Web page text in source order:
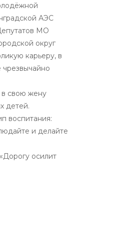
АЭС
МО
округ
карьеру, в
свою жену
детей.
воспитания:
и делайте
осилит